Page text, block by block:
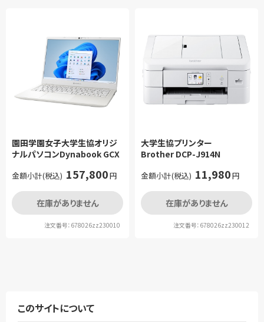
園田学園女子大学生協オリジ
ナルパソコンDynabook GCX
金額小計(税込) 157,800円
在庫がありません
注文番号：678026zz230010
大学生協プリンター
Brother DCP-J914N
金額小計(税込) 11,980円
在庫がありません
注文番号：678026zz230012
このサイトについて